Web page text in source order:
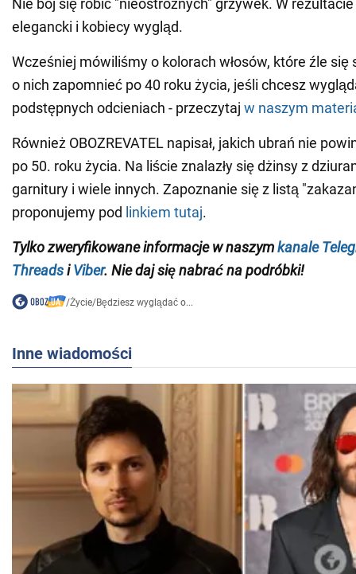
Nie bój się robić "nieostrożnych" grzywek. W
elegancki i kobiecy wygląd.
Wcześniej mówiliśmy o kolorach włosów, które źle się
o nich zapomnieć po 40 roku życia, jeśli chcesz
podstępnych odcieniach - przeczytaj w naszym
Również OBOZREVATEL napisał, jakich ubrań nie
po 50. roku życia. Na liście znalazły się dżinsy z
garnitury i wiele innych. Zapoznanie się z listą
proponujemy pod linkiem tutaj.
Tylko zweryfikowane informacje w naszymkanale
ThreadsiViber. Nie daj się nabrać na podróbki!
/Życie/Będziesz wyglądać o...
Inne wiadomości